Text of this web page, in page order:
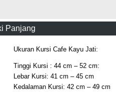
Panjang
Ukuran Kursi Cafe Kayu Jati:
Tinggi Kursi : 44 cm – 52 cm:
Lebar Kursi: 41 cm – 45 cm
Kedalaman Kursi: 42 cm – 49 cm